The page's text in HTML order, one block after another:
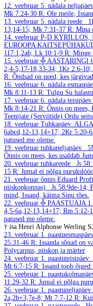
12. veebruar 5. nädala neljapäev
Mk 7:24-30 R: Ole meile,
13. veebruar 5. nädala reede
13,14-15; Mk 7:31-37 R: Mina
14. veebruar P-D KYRILLOS,
EUROOPA
117:1,2ab; Lk 10:1-9 R: Minge
15. veebruar ╬ AASTARINGI
2,4-5,17-18,33-34; 1Kr 2:6-
R: Õndsad on need, kes
16. veebruar 6. nädala
Mk 8:11-13 R: Tulgu Su
17. veebruar 6. nädala teisipäev
Mk 8:14-21 R: Õnnis on mees,
Teenijate (Serviitide) Ordu
18. veebruar Tuhkapäev:
6abcd,12-13,14+17; 2Kr 5:20-
patused me oleme.
19. veebruar tuhkaneljapäev
Õnnis on mees, kes usaldab
20. veebruar tuhkareede
Js
15 R: Jumal ei põlga
21. veebruar õnnis Eduard
piiskopkonnas)
Js 58:9de-14;
mind, Issand, käima Sinu tões.
22. veebruar ╬ PAASTUAJA
4,5-6a,12-13,14+17; Rm 5:12-
patused me oleme.
† isa Henri Alphonse Werling
23. veebruar 1.
25:31-46 R: Issanda sõnad on
Polycarpus, piiskop ja märter
24. veebruar 1. paastuteisipäev
Mt 6:7-15 R: Issand toob
25. veebruar 1.
11:29-32 R: Jumal ei põlga
26. veebruar 1. paastuneljapäev
2a,2b+3,7e-8; Mt 7:7-12 R: Kui